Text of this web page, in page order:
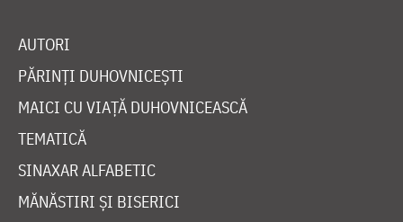
AUTORI
PĂRINȚI DUHOVNICEȘTI
MAICI CU VIAȚĂ DUHOVNICEASCĂ
TEMATICĂ
SINAXAR ALFABETIC
MĂNĂSTIRI ȘI BISERICI